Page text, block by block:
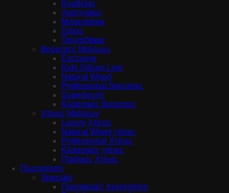
Κορδέλες
Λαστιχάκια
Μπομπάρια
Στέκες
Τσιμπιδάκια
Βούρτσες Μαλλιών
Exclusive
Kids Silicon Line
Natural Wood
Professional βούρτσες
Superbrush
Κλασσικές βούρτσες
Χτένες Μαλλιών
Luxury Χτένες
Natural Wood χτένες
Professional Χτένες
Κλασσικές χτένες
Παιδικές Χτένες
Περιποίηση
Specials
Προσφορές περιποίηση